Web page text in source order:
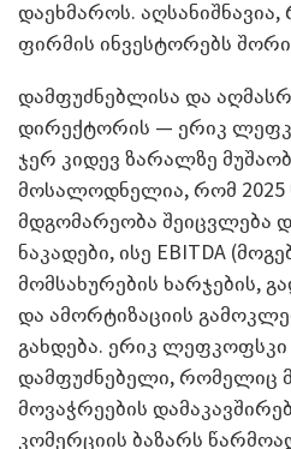
დაეხმაროს. აღსანიშნავია,
ფირმის ინვესტორებს
დამფუძნებლისა და
დირექტორის — ერიკ
ჯერ კიდევ ზარალზე
მოსალოდნელია, რომ 2025
მდგომარეობა
ნაკადები, ისე EBITDA
მომსახურების ხარჯების,
და ამორტიზაციის
გახდება. ერიკ ლეფკოფსკი
დამფუძნებელი, რომელიც
მოვაჭრეების
კომერციის ბაზარს